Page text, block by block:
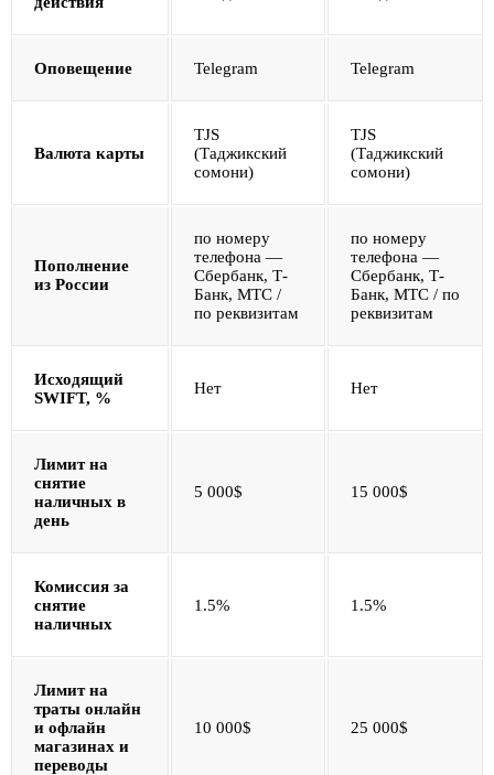
Оповещение Telegram Telegram
Валюта карты
TJS
(Таджикский
сомони)
TJS
(Таджикский
сомони)
Пополнение
из России
по номеру
телефона —
Сбербанк, Т-
Банк, МТС /
по реквизитам
по номеру
телефона —
Сбербанк, Т-
Банк, МТС / по
реквизитам
Исходящий
SWIFT, %
Нет Нет
Лимит на
снятие
наличных в
день
5 000$ 15 000$
Комиссия за
снятие
наличных
1.5% 1.5%
Лимит на
траты онлайн
и офлайн
магазинах и
переводы
10 000$ 25 000$